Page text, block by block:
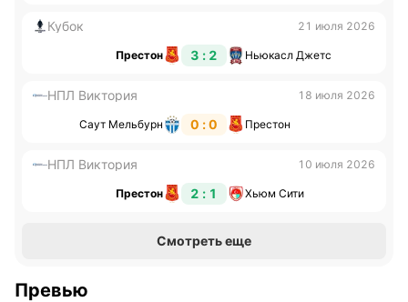
Кубок 21 июля 2026
Престон 3 : 2 Ньюкасл Джетс
НПЛ Виктория 18 июля 2026
Саут Мельбурн 0 : 0 Престон
НПЛ Виктория 10 июля 2026
Престон 2 : 1 Хьюм Сити
Смотреть еще
Превью